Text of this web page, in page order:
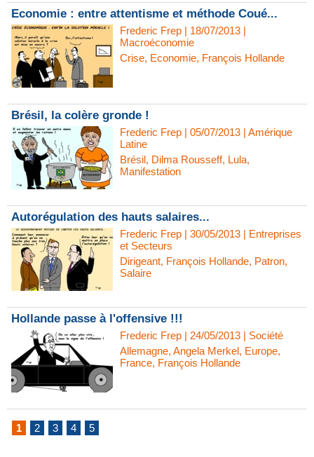
Economie : entre attentisme et méthode Coué...
Frederic Frep | 18/07/2013 |
Macroéconomie
Crise, Economie, François Hollande
Brésil, la colère gronde !
Frederic Frep | 05/07/2013 | Amérique
Latine
Brésil, Dilma Rousseff, Lula,
Manifestation
Autorégulation des hauts salaires...
Frederic Frep | 30/05/2013 | Entreprises
et Secteurs
Dirigeant, François Hollande, Patron,
Salaire
Hollande passe à l'offensive !!!
Frederic Frep | 24/05/2013 | Société
Allemagne, Angela Merkel, Europe,
France, François Hollande
1 2 3 4 5